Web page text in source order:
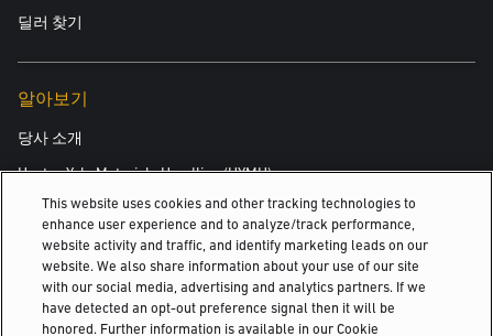
관심 제품
*필수
관심 분야
새 장비
딜러 찾기
알아보기
당사 소개
Hyster-Yale Materials Handling (HYMH)
채용
채용
This website uses cookies and other tracking technologies to
enhance user experience and to analyze/track performance,
website activity and traffic, and identify marketing leads on our
website. We also share information about your use of our site
with our social media, advertising and analytics partners. If we
have detected an opt-out preference signal then it will be
honored. Further information is available in our Cookie